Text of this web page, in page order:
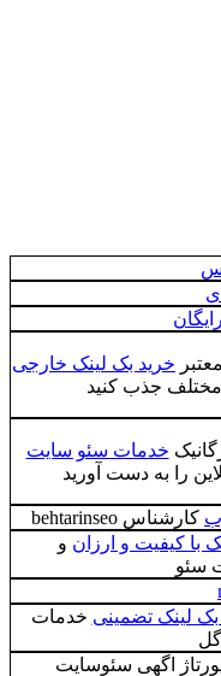
خرید بک لینک خارجی
مختلف جذب کنید
خدمات سئو سایت
را به دست آورید
کارشناس behtarinseo
با کیفیت و ارزان و
سئو
بک لینک تضمینی خدمات
اگهی سئوسایت